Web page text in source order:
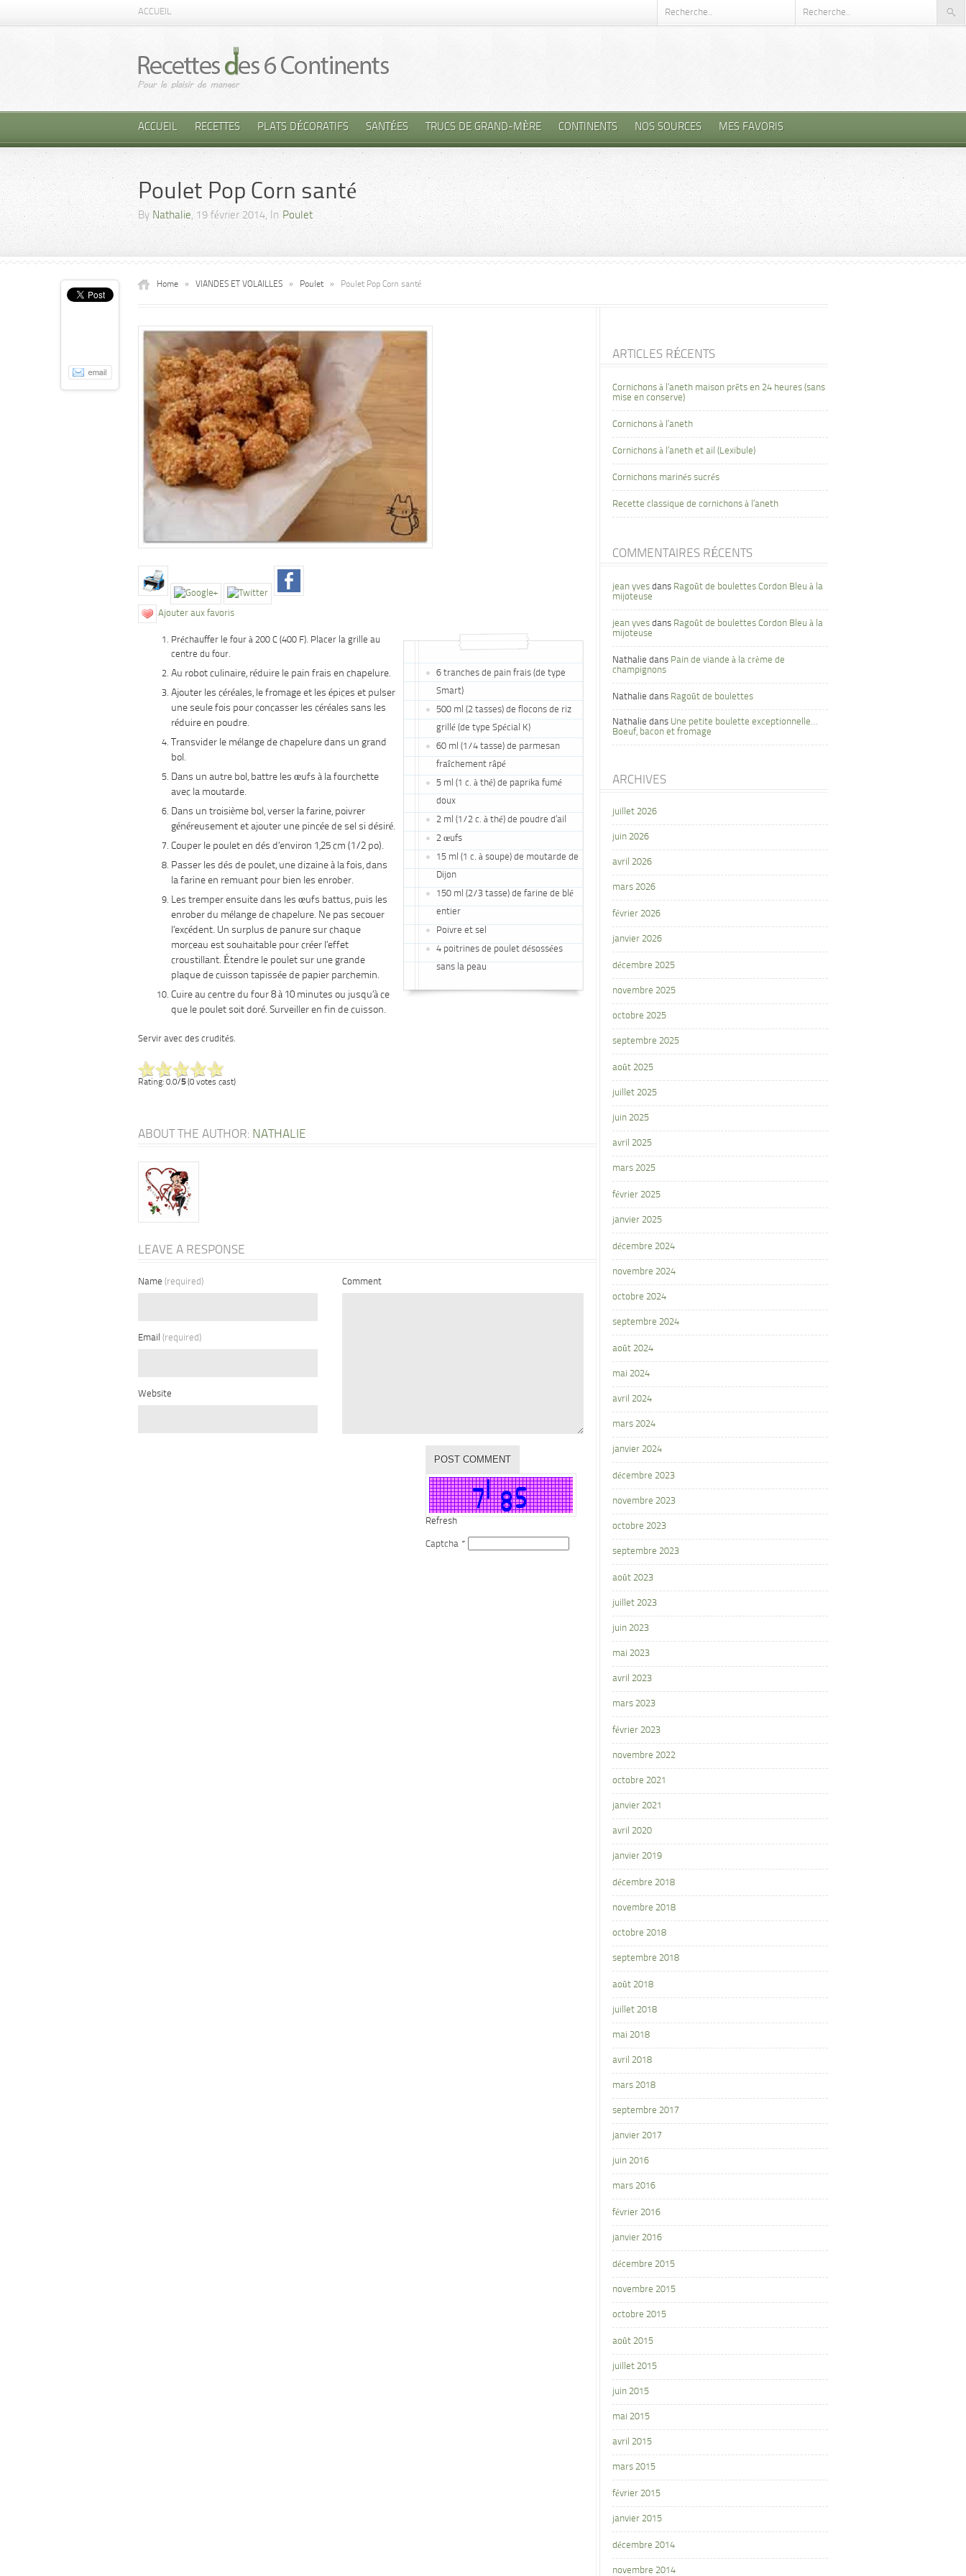
ACCUEIL
ACCUEIL RECETTES PLATS DÉCORATIFS SANTÉES TRUCS DE GRAND-MÈRE CONTINENTS NOS SOURCES MES FAVORIS
Poulet Pop Corn santé
By Nathalie, 19 février 2014, In Poulet
Home » VIANDES ET VOLAILLES » Poulet » Poulet Pop Corn santé
Ajouter aux favoris
6 tranches de pain frais (de type
Smart)
500 ml (2 tasses) de flocons de riz
grillé (de type Spécial K)
60 ml (1/4 tasse) de parmesan
fraîchement râpé
5 ml (1 c. à thé) de paprika fumé
doux
2 ml (1/2 c. à thé) de poudre d’ail
2 œufs
15 ml (1 c. à soupe) de moutarde de
Dijon
150 ml (2/3 tasse) de farine de blé
entier
Poivre et sel
4 poitrines de poulet désossées
sans la peau
Préchauffer le four à 200 C (400 F). Placer la grille au
centre du four.
Au robot culinaire, réduire le pain frais en chapelure.
Ajouter les céréales, le fromage et les épices et pulser
une seule fois pour concasser les céréales sans les
réduire en poudre.
Transvider le mélange de chapelure dans un grand
bol.
Dans un autre bol, battre les œufs à la fourchette
avec la moutarde.
Dans un troisième bol, verser la farine, poivrer
généreusement et ajouter une pincée de sel si désiré.
Couper le poulet en dés d’environ 1,25 cm (1/2 po).
Passer les dés de poulet, une dizaine à la fois, dans
la farine en remuant pour bien les enrober.
Les tremper ensuite dans les œufs battus, puis les
enrober du mélange de chapelure. Ne pas secouer
l’excédent. Un surplus de panure sur chaque
morceau est souhaitable pour créer l’effet
croustillant. Étendre le poulet sur une grande
plaque de cuisson tapissée de papier parchemin.
Cuire au centre du four 8 à 10 minutes ou jusqu’à ce
que le poulet soit doré. Surveiller en fin de cuisson.
Servir avec des crudités.
Rating: 0.0/5(0 votes cast)
ABOUT THE AUTHOR: NATHALIE
LEAVE A RESPONSE
Name (required)
Email (required)
Website
Comment
Refresh
Captcha *
ARTICLES RÉCENTS
Cornichons à l’aneth maison prêts en 24 heures (sans
mise en conserve)
Cornichons à l’aneth
Cornichons à l’aneth et ail (Lexibule)
Cornichons marinés sucrés
Recette classique de cornichons à l’aneth
COMMENTAIRES RÉCENTS
jean yves dans Ragoût de boulettes Cordon Bleu à la
mijoteuse
jean yves dans Ragoût de boulettes Cordon Bleu à la
mijoteuse
Nathalie dans Pain de viande à la crème de
champignons
Nathalie dans Ragoût de boulettes
Nathalie dans Une petite boulette exceptionnelle…
Boeuf, bacon et fromage
ARCHIVES
juillet 2026
juin 2026
avril 2026
mars 2026
février 2026
janvier 2026
décembre 2025
novembre 2025
octobre 2025
septembre 2025
août 2025
juillet 2025
juin 2025
avril 2025
mars 2025
février 2025
janvier 2025
décembre 2024
novembre 2024
octobre 2024
septembre 2024
août 2024
mai 2024
avril 2024
mars 2024
janvier 2024
décembre 2023
novembre 2023
octobre 2023
septembre 2023
août 2023
juillet 2023
juin 2023
mai 2023
avril 2023
mars 2023
février 2023
novembre 2022
octobre 2021
janvier 2021
avril 2020
janvier 2019
décembre 2018
novembre 2018
octobre 2018
septembre 2018
août 2018
juillet 2018
mai 2018
avril 2018
mars 2018
septembre 2017
janvier 2017
juin 2016
mars 2016
février 2016
janvier 2016
décembre 2015
novembre 2015
octobre 2015
août 2015
juillet 2015
juin 2015
mai 2015
avril 2015
mars 2015
février 2015
janvier 2015
décembre 2014
novembre 2014